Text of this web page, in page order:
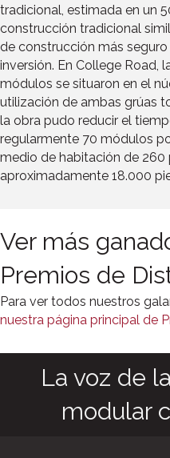
tradicional, estimada en un
construcción tradicional
de construcción más
inversión. En College Road,
módulos se situaron en el
utilización de ambas grúas
la obra pudo reducir el
regularmente 70 módulos
medio de habitación de 260
aproximadamente 18.000
Ver más
Premios de
Para ver todos nuestros
nuestra página principal de
La voz de
modular